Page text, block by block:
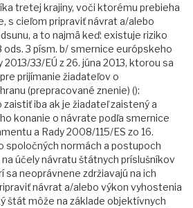
tretej krajiny, voči ktorému prebieha
s cieľom pripraviť návrat a/alebo
a to najmä keď: existuje riziko
ods. 3 písm. b/ smernice európskeho
2013/33/EÚ z 26. júna 2013, ktorou sa
prijímanie žiadateľov o
(prepracované znenie) ():
zaistiť iba ak je žiadateľ zaistený a
konanie o návrate podľa smernice
a Rady 2008/115/ES zo 16.
spoločných normách a postupoch
účely návratu štátnych príslušníkov
sa neoprávnene zdržiavajú na ich
návrat a/alebo výkon vyhostenia
štát môže na základe objektívnych